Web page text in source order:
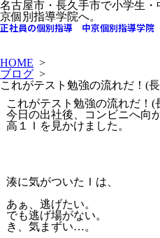
名古屋市・長久手市で小学生
京個別指導学院へ。
正社員の個別指導 中京個別指導学院
HOME >
ブログ >
これがテスト勉強の流れだ！(
これがテスト勉強の流れだ！(
今日の出社後、コンビニへ向
高１Ｉを見かけました。
湊に気がついたＩは、
あぁ、逃げたい。
でも逃げ場がない。
き、気まずい…。